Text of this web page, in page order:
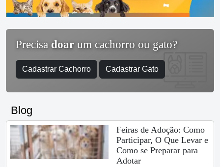
Precisa doar um cachorro ou gato?
Cadastrar Cachorro Cadastrar Gato
Blog
Feiras de Adoção: Como
Participar, O Que Levar e
Como se Preparar para
Adotar